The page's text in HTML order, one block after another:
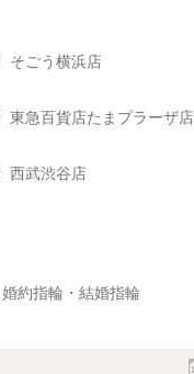
そごう横浜店
東急百貨店たまプラーザ店
西武渋谷店
婚約指輪・結婚指輪